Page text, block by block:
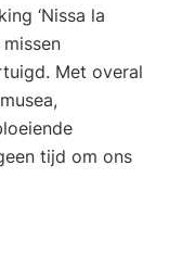
‘Nissa la
Met overal
tijd om ons